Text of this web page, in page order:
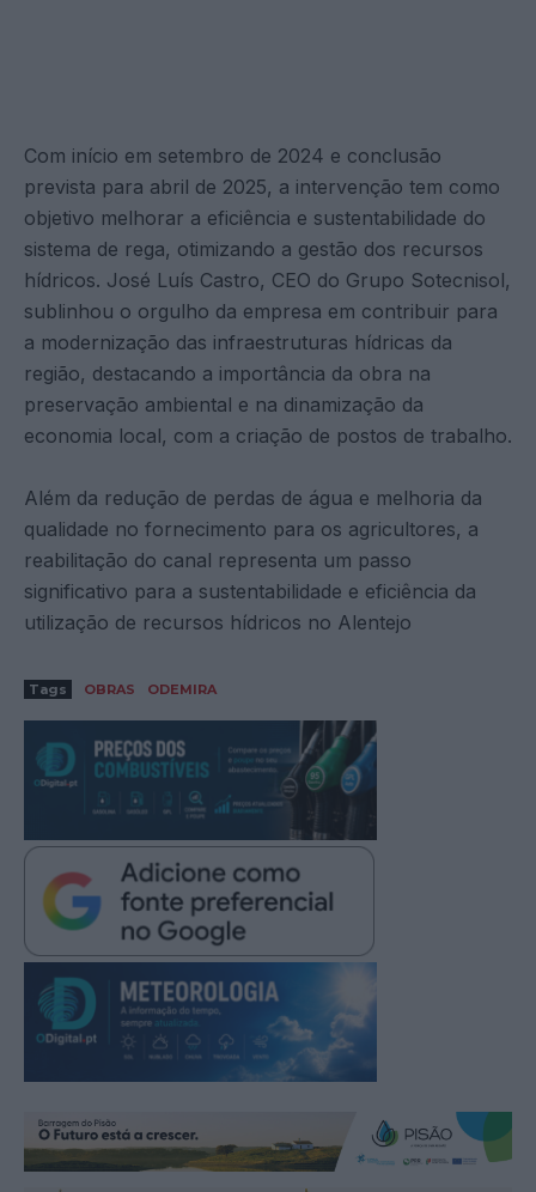
Com início em setembro de 2024 e conclusão
prevista para abril de 2025, a intervenção tem como
objetivo melhorar a eficiência e sustentabilidade do
sistema de rega, otimizando a gestão dos recursos
hídricos. José Luís Castro, CEO do Grupo Sotecnisol,
sublinhou o orgulho da empresa em contribuir para
a modernização das infraestruturas hídricas da
região, destacando a importância da obra na
preservação ambiental e na dinamização da
economia local, com a criação de postos de trabalho.
Além da redução de perdas de água e melhoria da
qualidade no fornecimento para os agricultores, a
reabilitação do canal representa um passo
significativo para a sustentabilidade e eficiência da
utilização de recursos hídricos no Alentejo​
Tags OBRAS ODEMIRA